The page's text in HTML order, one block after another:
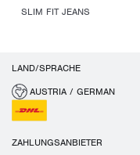
SLIM FIT JEANS
LAND/SPRACHE
AUSTRIA / GERMAN
ZAHLUNGSANBIETER